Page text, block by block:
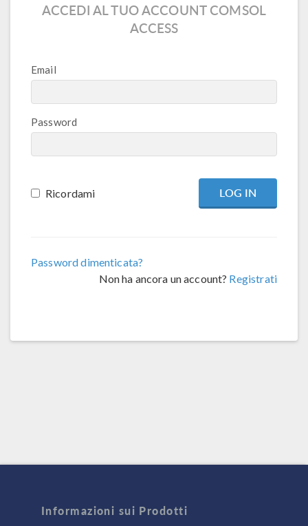
ACCEDI AL TUO ACCOUNT COMSOL
ACCESS
Email
Password
Ricordami
Password dimenticata?
Non ha ancora un account? Registrati
Informazioni sui Prodotti